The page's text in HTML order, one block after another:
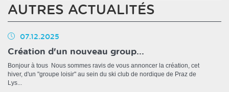
AUTRES ACTUALITÉS
07.12.2025
Création d'un nouveau group...
Bonjour à tous Nous sommes ravis de vous annoncer la création, cet
hiver, d'un "groupe loisir" au sein du ski club de nordique de Praz de
Lys...